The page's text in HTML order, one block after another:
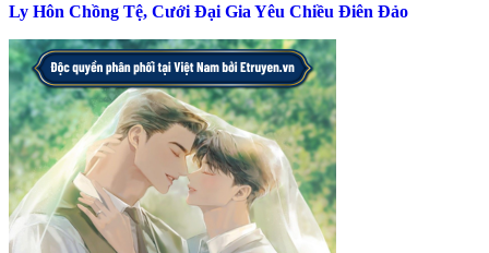
Ly Hôn Chồng Tệ, Cưới Đại Gia Yêu Chiều Điên Đảo